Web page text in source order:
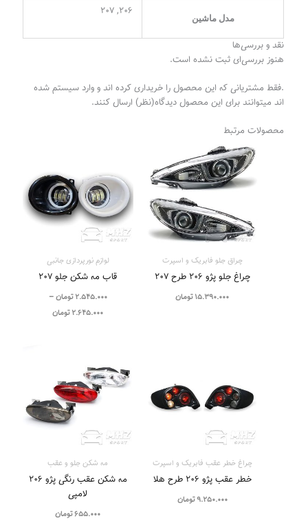
مدل ماشین
206, 207
نقد و بررسی‌ها
هنوز بررسی‌ای ثبت نشده است.
.فقط مشتریانی که این محصول را خریداری کرده اند و وارد سیستم شده
اند میتوانند برای این محصول دیدگاه(نظر) ارسال کنند.
محصولات مرتبط
چراق جلو فابریک و اسپرت
چراغ جلو پژو ۲۰۶ طرح ۲۰۷
15.390.000 تومان
لوازم نورپردازی جانبی
قاب مه شکن جلو ۲۰۷
2.545.000 تومان–
2.645.000تومان
تا
2.645.000 تومان
چراغ خطر عقب فابریک و اسپرت
خطر عقب پژو ۲۰۶ طرح هلا
9.250.000تومان
مه شکن جلو و عقب
مه شکن عقب رنگی پژو ۲۰۶
لامپی
655.000تومان